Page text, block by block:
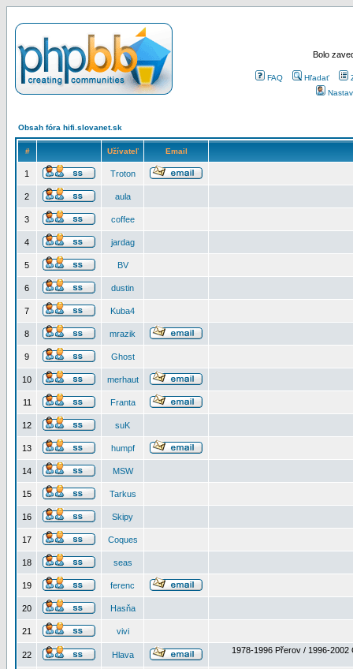
Bolo
FAQ Hľadať
Obsah fóra hifi.slovanet.sk
# Užívateľ Email
1 Troton
2 aula
3 coffee
4 jardag
5 BV
6 dustin
7 Kuba4
8 mrazik
9 Ghost
10 merhaut
11 Franta
12 suK
13 humpf
14 MSW
15 Tarkus
16 Skipy
17 Coques
18 seas
19 ferenc
20 Hasňa
21 vivi
22 Hlava 1978-1996 Přerov / 1996-2002